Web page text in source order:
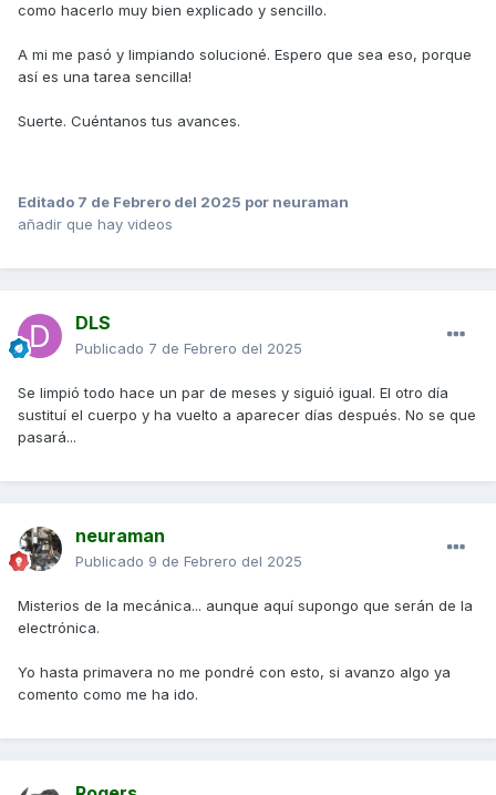
como hacerlo muy bien explicado y sencillo.
A mi me pasó y limpiando solucioné. Espero que sea eso, porque
así es una tarea sencilla!
Suerte. Cuéntanos tus avances.
Editado 7 de Febrero del 2025 por neuraman
añadir que hay videos
DLS
Publicado 7 de Febrero del 2025
Se limpió todo hace un par de meses y siguió igual. El otro día
sustituí el cuerpo y ha vuelto a aparecer días después. No se que
pasará...
neuraman
Publicado 9 de Febrero del 2025
Misterios de la mecánica... aunque aquí supongo que serán de la
electrónica.
Yo hasta primavera no me pondré con esto, si avanzo algo ya
comento como me ha ido.